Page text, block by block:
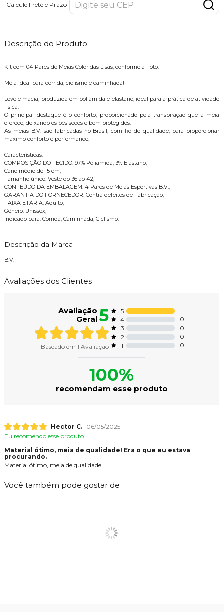
Calcule Frete e Prazo
Descrição do Produto
Kit com 04 Pares de Meias Coloridas Lisas, conforme a Foto.
Meia ideal para corrida, ciclismo e caminhada!
Leve e macia, produzida em poliamida e elastano, ideal para a prática de atividade
física.
O principal destaque é o conforto, proporcionado pela transpiração que a meia
oferece, deixando os pés secos e bem protegidos.
As meias B.V. são fabricadas no Brasil, com fio de qualidade, para proporcionar
máximo conforto e performance.
Características:
COMPOSIÇÃO DO TECIDO: 97% Poliamida, 3% Elastano;
Cano médio de 15 cm;
Tamanho único: Veste do 36 ao 42;
CONTEÚDO DA EMBALAGEM: 4 Pares de Meias Esportivas B.V.;
GARANTIA DO FORNECEDOR: Contra defeitos de Fabricação;
FAIXA ETÁRIA: Adulto;
Gênero: Unissex;
Indicado para: Corrida, Caminhada, Ciclismo.
Descrição da Marca
B.V.
Avaliações dos Clientes
Avaliação
Geral5
Baseado em 1 Avaliação
5
1
4
0
3
0
2
0
1
0
100%
recomendam esse produto
Hector C.
06/05/2025
Eu recomendo esse produto.
Material ótimo, meia de qualidade! Era o que eu estava
procurando.
Material ótimo, meia de qualidade!
Você também pode gostar de